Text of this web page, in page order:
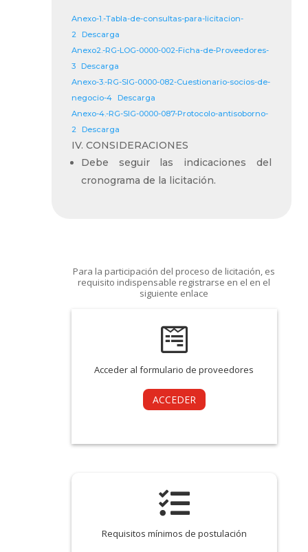
Anexo-1.-Tabla-de-consultas-para-licitacion-
2 Descarga
Anexo2.-RG-LOG-0000-002-Ficha-de-Proveedores-
3 Descarga
Anexo-3.-RG-SIG-0000-082-Cuestionario-socios-de-
negocio-4 Descarga
Anexo-4.-RG-SIG-0000-087-Protocolo-antisoborno-
2 Descarga
IV. CONSIDERACIONES
Debe seguir las indicaciones del
cronograma de la licitación.
Para la participación del proceso de licitación, es
requisito indispensable registrarse en el en el
siguiente enlace

Acceder al formulario de proveedores
ACCEDER

Requisitos mínimos de postulación